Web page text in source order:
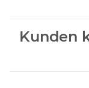
Kunden